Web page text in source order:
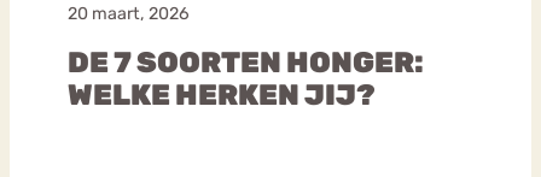
20 maart, 2026
DE 7 SOORTEN HONGER:
WELKE HERKEN JIJ?